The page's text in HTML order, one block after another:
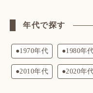
年代で探す
●1970年代 ●1980年
●2010年代 ●2020年